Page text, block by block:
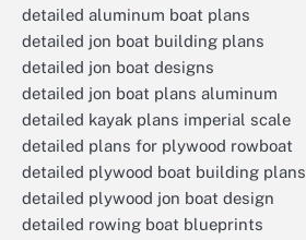
detailed aluminum boat plans
detailed jon boat building plans
detailed jon boat designs
detailed jon boat plans aluminum
detailed kayak plans imperial scale
detailed plans for plywood rowboat
detailed plywood boat building plans
detailed plywood jon boat design
detailed rowing boat blueprints